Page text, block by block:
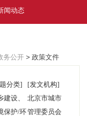
闻动态
务公开> 政策文件
分类]
建设、
保护/环
[发文机构]
北京市城市
管理委员会